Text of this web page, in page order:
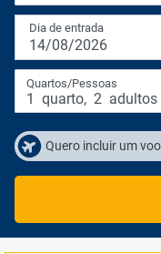
Dia de entrada
14/08/2026
Quartos/Pessoas
1 quarto, 2 adultos
Quero incluir um voo